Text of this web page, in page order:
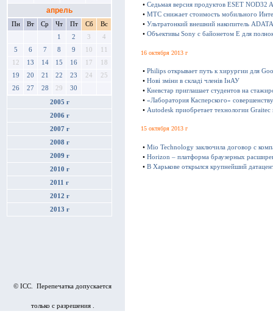
апрель
Пн Вт Ср Чт Пт Сб
Вс
1
2 3
4
5
6 7 8 9 10
11
12
13 14 15 16 17
18
19
20 21 22 23 24
25
26
27 28 29 30
2005 г
2006 г
2007 г
2008 г
2009 г
2010 г
2011 г
2012 г
2013 г
© ICC. Перепечатка допускается
только с разрешения .
• Седьмая версия продуктов ESET NOD32
• МТС снижает стоимость мобильного
• Ультратонкий внешний накопитель
• Объективы Sony с байонетом E для
16 октября 2013 г
• Philips открывает путь к хирургии для
• Нові зміни в складі членів ІнАУ
• Киевстар приглашает студентов на
• «Лаборатория Касперского»
• Autodesk приобретает технологии
15 октября 2013 г
• Mio Technology заключила договор с
• Horizon – платформа браузерных
• В Харькове открылся крупнейший